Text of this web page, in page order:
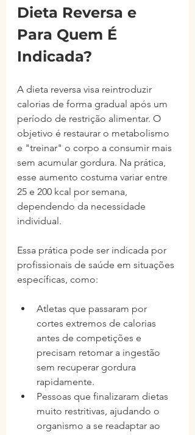
Dieta Reversa e
Para Quem É
Indicada?
A dieta reversa visa reintroduzir
calorias de forma gradual após um
período de restrição alimentar. O
objetivo é restaurar o metabolismo
e "treinar" o corpo a consumir mais
sem acumular gordura. Na prática,
esse aumento costuma variar entre
25 e 200 kcal por semana,
dependendo da necessidade
individual.
Essa prática pode ser indicada por
profissionais de saúde em situações
específicas, como:
Atletas que passaram por
cortes extremos de calorias
antes de competições e
precisam retomar a ingestão
sem recuperar gordura
rapidamente.
Pessoas que finalizaram dietas
muito restritivas, ajudando o
organismo a se readaptar ao